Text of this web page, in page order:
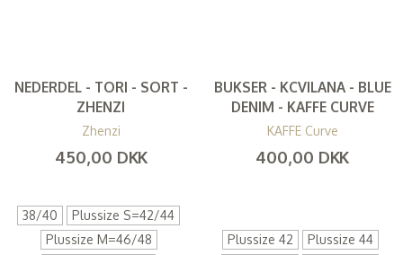
NEDERDEL - TORI - SORT -
ZHENZI
Zhenzi
450,00 DKK
38/40
Plussize S=42/44
Plussize M=46/48
BUKSER - KCVILANA - BLUE
DENIM - KAFFE CURVE
KAFFE Curve
400,00 DKK
Plussize 42
Plussize 44